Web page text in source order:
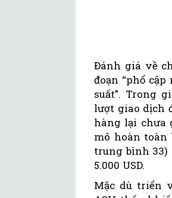
Đánh giá về
đoạn “phổ
suất”. Trong
lượt giao dịch
hàng lại chưa
mô hoàn
trung bình 33)
5.000 USD.
Mặc dù triển